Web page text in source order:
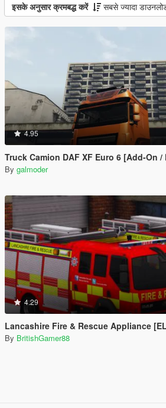
इसके अनुसार क्रमबद्ध करें सबसे ज्यादा
4.95
Truck Camion DAF XF Euro 6 [Add-On /
By galmoder
4.29
Lancashire Fire & Rescue Appliance
By BritishGamer88